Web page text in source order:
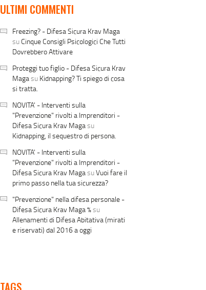
ULTIMI COMMENTI
Freezing? - Difesa Sicura Krav Maga
su Cinque Consigli Psicologici Che Tutti
Dovrebbero Attivare
Proteggi tuo figlio - Difesa Sicura Krav
Magasu Kidnapping? Ti spiego di cosa
si tratta.
NOVITA' - Interventi sulla
"Prevenzione" rivolti a Imprenditori -
Difesa Sicura Krav Magasu
Kidnapping, il sequestro di persona.
NOVITA' - Interventi sulla
"Prevenzione" rivolti a Imprenditori -
Difesa Sicura Krav Maga suVuoi fare il
primo passo nella tua sicurezza?
"Prevenzione" nella difesa personale -
Difesa Sicura Krav Maga %su
Allenamenti di Difesa Abitativa (mirati
e riservati) dal 2016 a oggi
TAGS